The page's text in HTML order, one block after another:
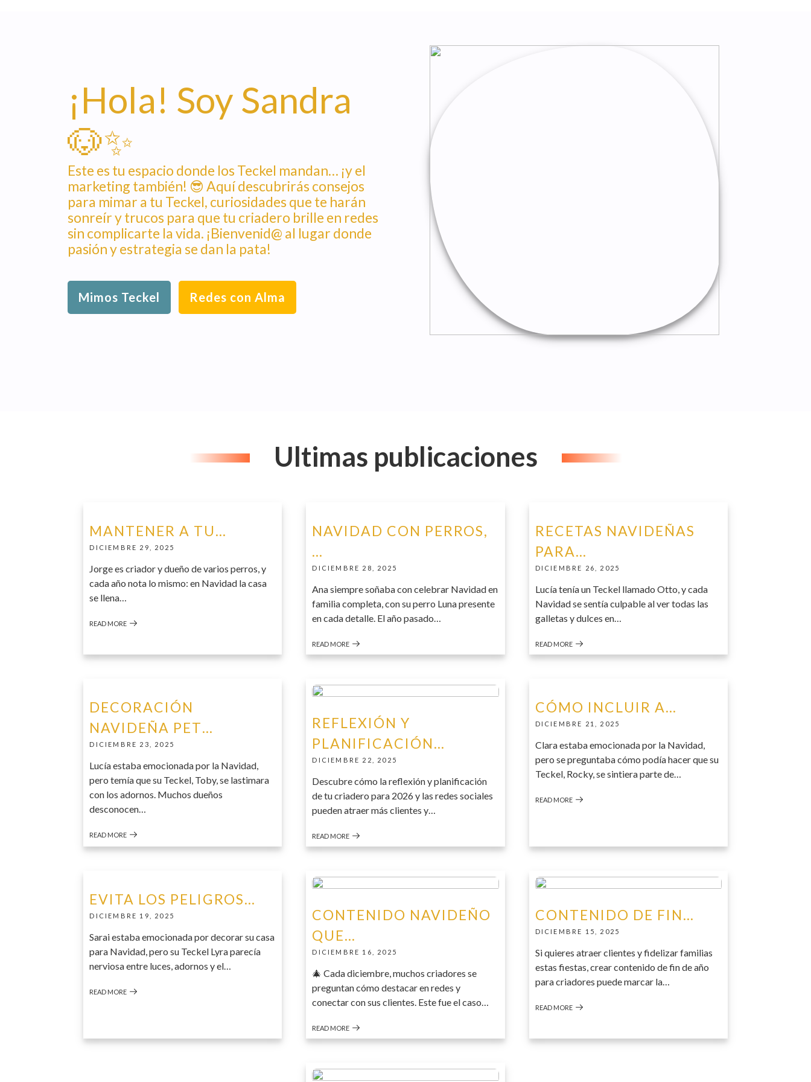
¡Hola! Soy Sandra
🐶✨
Este es tu espacio donde los Teckel mandan… ¡y el
marketing también! 😎 Aquí descubrirás consejos
para mimar a tu Teckel, curiosidades que te harán
sonreír y trucos para que tu criadero brille en redes
sin complicarte la vida. ¡Bienvenid@ al lugar donde
pasión y estrategia se dan la pata!
Mimos Teckel Redes con Alma
Ultimas publicaciones
MANTENER A TU…
DICIEMBRE 29, 2025
Jorge es criador y dueño de varios perros, y
cada año nota lo mismo: en Navidad la casa
se llena…
READ MORE
NAVIDAD CON PERROS,
…
DICIEMBRE 28, 2025
Ana siempre soñaba con celebrar Navidad en
familia completa, con su perro Luna presente
en cada detalle. El año pasado…
READ MORE
RECETAS NAVIDEÑAS
PARA…
DICIEMBRE 26, 2025
Lucía tenía un Teckel llamado Otto, y cada
Navidad se sentía culpable al ver todas las
galletas y dulces en…
READ MORE
DECORACIÓN
NAVIDEÑA PET…
DICIEMBRE 23, 2025
Lucía estaba emocionada por la Navidad,
pero temía que su Teckel, Toby, se lastimara
con los adornos. Muchos dueños
desconocen…
READ MORE
REFLEXIÓN Y
PLANIFICACIÓN…
DICIEMBRE 22, 2025
Descubre cómo la reflexión y planificación
de tu criadero para 2026 y las redes sociales
pueden atraer más clientes y…
READ MORE
CÓMO INCLUIR A…
DICIEMBRE 21, 2025
Clara estaba emocionada por la Navidad,
pero se preguntaba cómo podía hacer que su
Teckel, Rocky, se sintiera parte de…
READ MORE
EVITA LOS PELIGROS…
DICIEMBRE 19, 2025
Sarai estaba emocionada por decorar su casa
para Navidad, pero su Teckel Lyra parecía
nerviosa entre luces, adornos y el…
READ MORE
CONTENIDO NAVIDEÑO
QUE…
DICIEMBRE 16, 2025
🎄 Cada diciembre, muchos criadores se
preguntan cómo destacar en redes y
conectar con sus clientes. Este fue el caso…
READ MORE
CONTENIDO DE FIN…
DICIEMBRE 15, 2025
Si quieres atraer clientes y fidelizar familias
estas fiestas, crear contenido de fin de año
para criadores puede marcar la…
READ MORE